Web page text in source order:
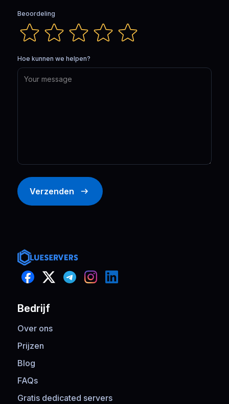
Beoordeling
Hoe kunnen we helpen?
Verzenden
Bedrijf
Over ons
Prijzen
Blog
FAQs
Gratis dedicated servers